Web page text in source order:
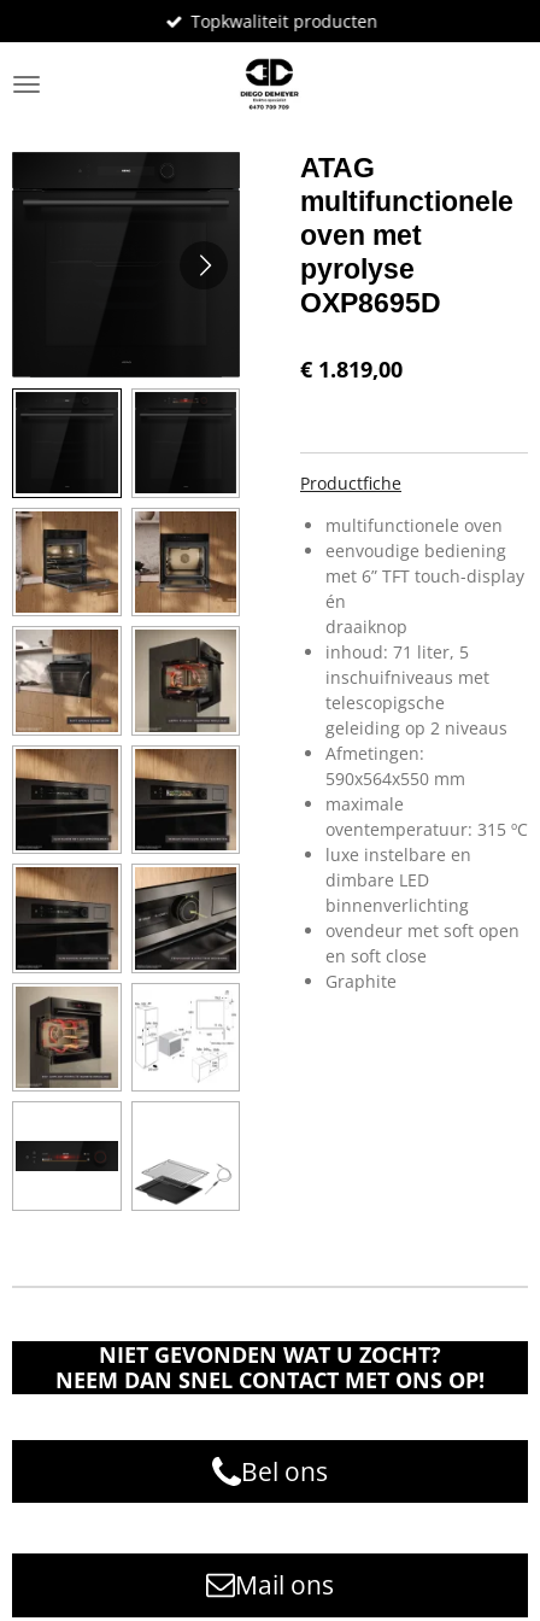
direct
naar
de
Topkwaliteit producten
ATAG
multifunctionele
oven met
pyrolyse
OXP8695D
€ 1.819,00
Productfiche
multifunctionele oven
eenvoudige bediening
met 6” TFT touch-display
én
draaiknop
inhoud: 71 liter, 5
inschuifniveaus met
telescopigsche
geleiding op 2 niveaus
Afmetingen:
590x564x550 mm
maximale
oventemperatuur: 315 ºC
luxe instelbare en
dimbare LED
binnenverlichting
ovendeur met soft open
en soft close
Graphite
NIET GEVONDEN WAT U ZOCHT?
NEEM DAN SNEL CONTACT MET ONS OP!
Bel ons
Mail ons